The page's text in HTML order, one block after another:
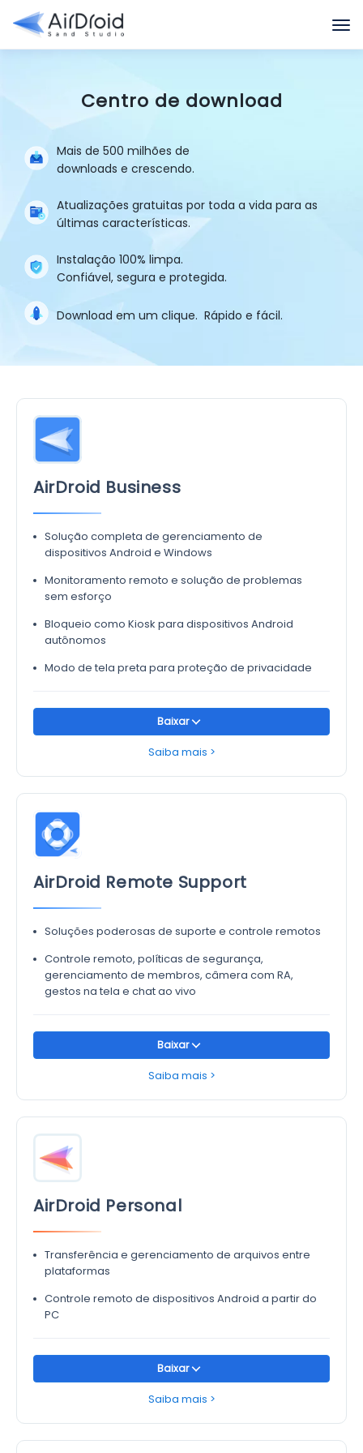
Centro de download
Mais de 500 milhões de
downloads e crescendo.
Atualizações gratuitas por toda a vida para as
últimas características.
Instalação 100% limpa.
Confiável, segura e protegida.
Download em um clique. Rápido e fácil.
AirDroid Business
Solução completa de gerenciamento de
dispositivos Android e Windows
Monitoramento remoto e solução de problemas
sem esforço
Bloqueio como Kiosk para dispositivos Android
autônomos
Modo de tela preta para proteção de privacidade
Baixar
Saiba mais >
AirDroid Remote Support
Soluções poderosas de suporte e controle remotos
Controle remoto, políticas de segurança,
gerenciamento de membros, câmera com RA,
gestos na tela e chat ao vivo
Baixar
Saiba mais >
AirDroid Personal
Transferência e gerenciamento de arquivos entre
plataformas
Controle remoto de dispositivos Android a partir do
PC
Baixar
Saiba mais >